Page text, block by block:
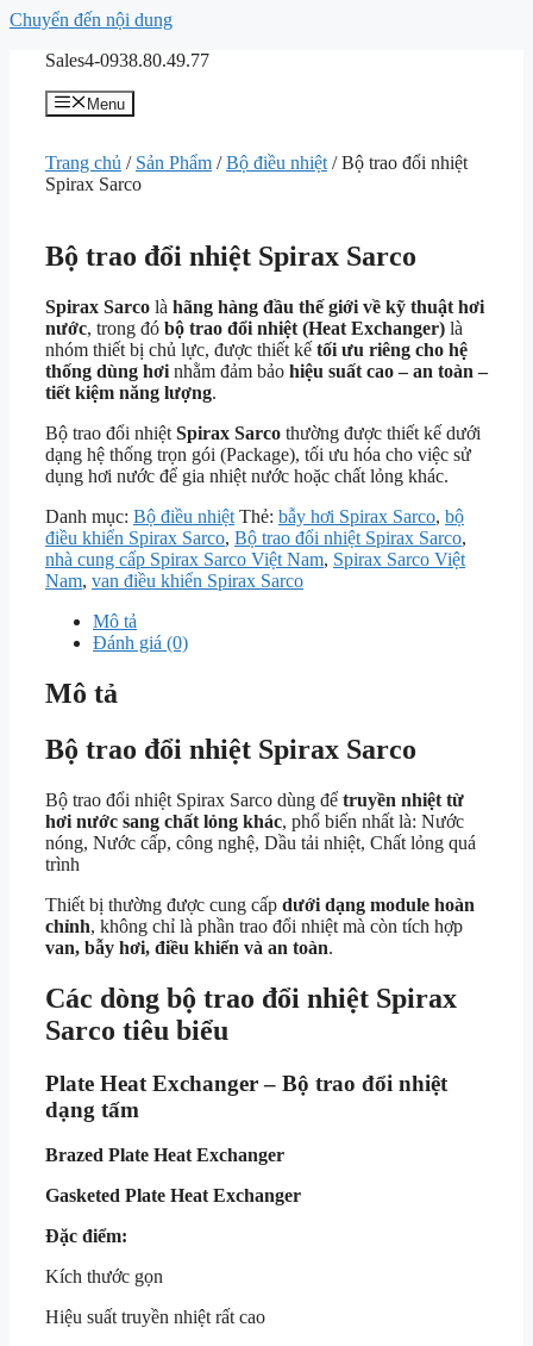
Chuyển đến nội dung
Sales4-0938.80.49.77
Menu
Trang chủ / Sản Phẩm /Bộ điều nhiệt / Bộ trao đổi nhiệt
Spirax Sarco
Bộ trao đổi nhiệt Spirax Sarco
Spirax Sarco là hãng hàng đầu thế giới về kỹ thuật hơi
nước, trong đó bộ trao đổi nhiệt (Heat Exchanger) là
nhóm thiết bị chủ lực, được thiết kế tối ưu riêng cho hệ
thống dùng hơi nhằm đảm bảo hiệu suất cao – an toàn –
tiết kiệm năng lượng.
Bộ trao đổi nhiệt Spirax Sarco thường được thiết kế dưới
dạng hệ thống trọn gói (Package), tối ưu hóa cho việc sử
dụng hơi nước để gia nhiệt nước hoặc chất lỏng khác.
Danh mục: Bộ điều nhiệt Thẻ: bẫy hơi Spirax Sarco, bộ
điều khiển Spirax Sarco, Bộ trao đổi nhiệt Spirax Sarco,
nhà cung cấp Spirax Sarco Việt Nam, Spirax Sarco Việt
Nam, van điều khiển Spirax Sarco
Mô tả
Đánh giá (0)
Mô tả
Bộ trao đổi nhiệt Spirax Sarco
Bộ trao đổi nhiệt Spirax Sarco dùng để truyền nhiệt từ
hơi nước sang chất lỏng khác, phổ biến nhất là: Nước
nóng, Nước cấp, công nghệ, Dầu tải nhiệt, Chất lỏng quá
trình
Thiết bị thường được cung cấp dưới dạng module hoàn
chỉnh, không chỉ là phần trao đổi nhiệt mà còn tích hợp
van, bẫy hơi, điều khiển và an toàn.
Các dòng bộ trao đổi nhiệt Spirax
Sarco tiêu biểu
Plate Heat Exchanger – Bộ trao đổi nhiệt
dạng tấm
Brazed Plate Heat Exchanger
Gasketed Plate Heat Exchanger
Đặc điểm:
Kích thước gọn
Hiệu suất truyền nhiệt rất cao